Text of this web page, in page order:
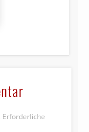
Erforderliche